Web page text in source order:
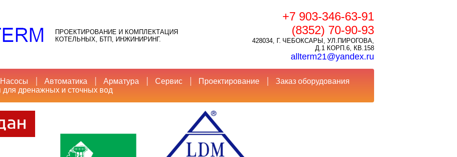
ПРОЕКТИРОВАНИЕ И КОМПЛЕКТАЦИЯ
КОТЕЛЬНЫХ, БТП, ИНЖИНИРИНГ.
+7 903-346-63-91
(8352) 70-90-93
428034, Г. ЧЕБОКСАРЫ, УЛ.ПИРОГОВА,
Д.1 КОРП.6, КВ.158
allterm21@yandex.ru
Насосы Автоматика Арматура Сервис Проектирование
Заказ оборудования
дренажных и сточных вод